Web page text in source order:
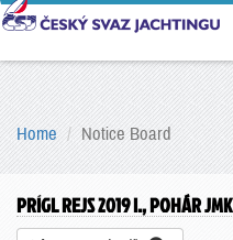
Home Notice Board
PRÍGL REJS 2019 I., POHÁR JMK